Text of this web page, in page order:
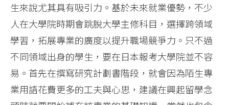
生來說尤其具有吸引力。基於未來就業優勢，不少
人在大學院時期會跳脫大學主修科目，選擇跨領域
學習，拓展專業的廣度以提升職場競爭力。只不過
不同領域出身的學生，要在日本報考大學院並不容
易。首先在撰寫研究計劃書階段，就會因為陌生專
業用語花費更多的工夫與心思，建議在興起留學念